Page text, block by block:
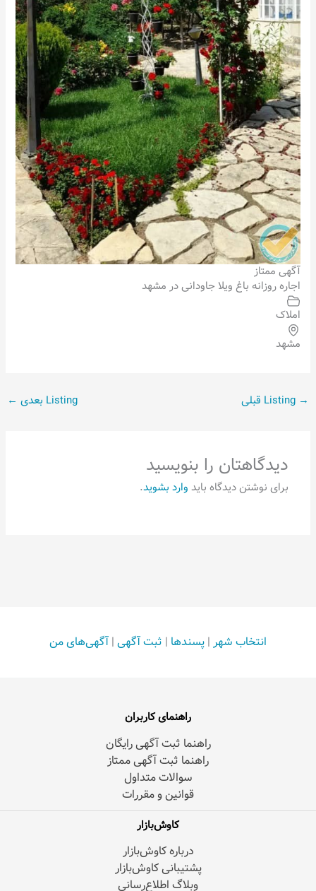
آگهی ممتاز
اجاره روزانه باغ ویلا جاودانی در مشهد
املاک
مشهد
→ Listing بعدی ←
دیدگاهتان را بنویسید
برای نوشتن دیدگاه باید وارد بشوید.
انتخاب شهر | پسندها | ثبت آگهی | آگهی‌های من
راهنمای کاربران
راهنما ثبت آگهی رایگان
راهنما ثبت آگهی ممتاز
سوالات متداول
قوانین و مقررات
کاوش‌بازار
درباره کاوش‌بازار
پشتیبانی کاوش‌بازار
وبلاگ اطلاع‌رسانی